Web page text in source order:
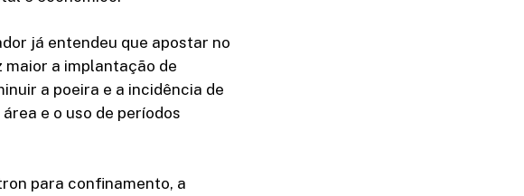
já entendeu que apostar no
maior a implantação de
a poeira e a incidência de
e o uso de períodos
para confinamento, a